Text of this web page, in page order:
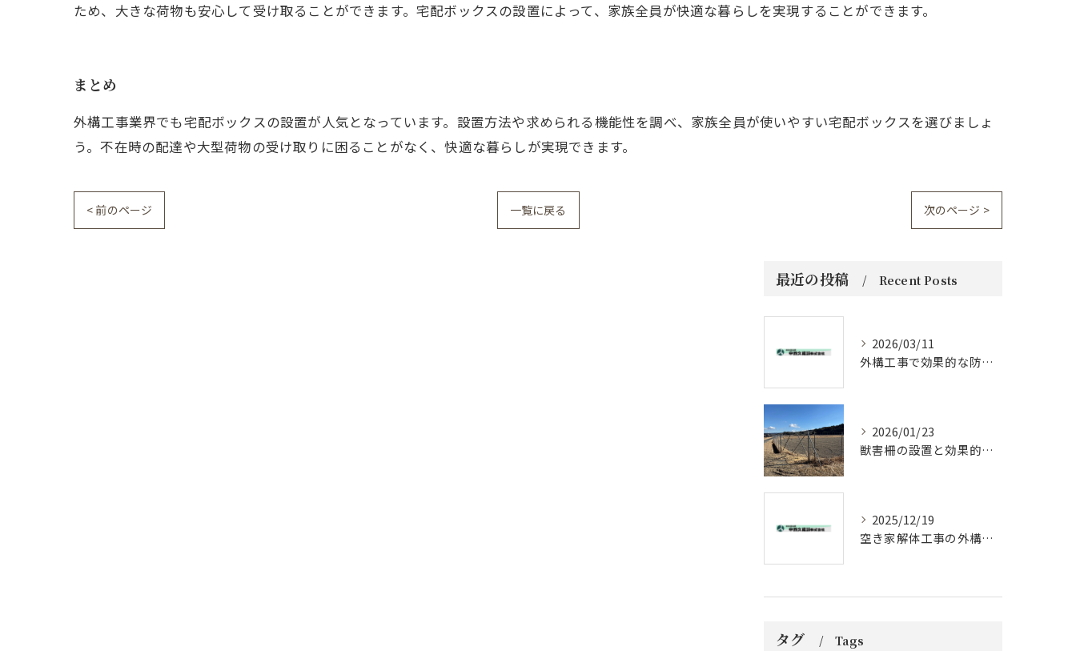
ため、大きな荷物も安心して受け取ることができます。宅配ボックスの設置によって、家族全員が快適な暮らしを実現することができます。
まとめ
外構工事業界でも宅配ボックスの設置が人気となっています。設置方法や求められる機能性を調べ、家族全員が使いやすい宅配ボックスを選びましょ
う。不在時の配達や大型荷物の受け取りに困ることがなく、快適な暮らしが実現できます。
< 前のページ 一覧に戻る 次のページ >
最近の投稿 Recent Posts
2026/03/11
外構工事で効果的な防草対策方法
2026/01/23
獣害柵の設置と効果的メンテナンス法
2025/12/19
空き家解体工事の外構工事ポイント
タグ Tags